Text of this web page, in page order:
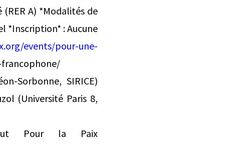
A) *Modalités de
*Inscription* : Aucune
events/pour-une-
Sorbonne, SIRICE)
(Université Paris 8,
Pour la Paix